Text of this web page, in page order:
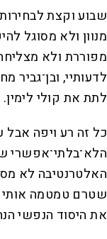
שבוע וקצת
מנוון ולא מסוגל
מפוררת ולא
לדעותיי,
לתת את קולי לימין.
כל זה רע ויפה אבל
הלא־בלתי־אפשרי
האלטרנטיבה לא
שטרם טמטמה אותי
את היסוד הנפשי